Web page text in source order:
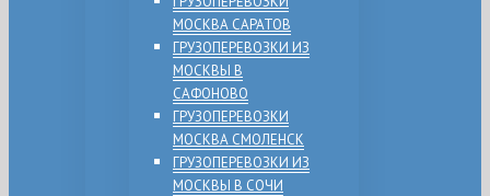
МОСКВА САРАТОВ
ГРУЗОПЕРЕВОЗКИ ИЗ
МОСКВЫ В
САФОНОВО
ГРУЗОПЕРЕВОЗКИ
МОСКВА СМОЛЕНСК
ГРУЗОПЕРЕВОЗКИ ИЗ
МОСКВЫ В СОЧИ